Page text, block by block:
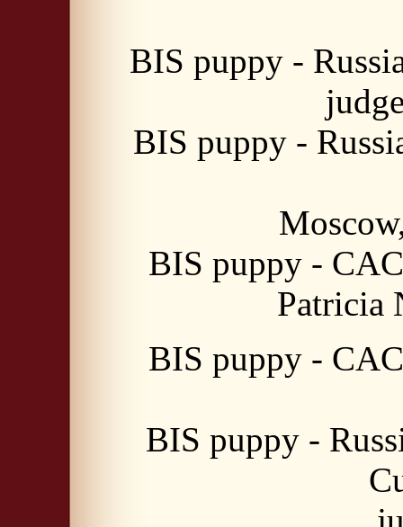
BIS puppy -
BIS puppy -
BIS puppy -
Patricia
BIS puppy -
BIS puppy -